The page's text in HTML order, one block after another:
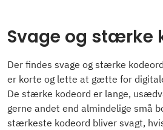
Svage og stærke
Der findes svage og stærke
er korte og lette at gætte for
De stærke kodeord er lange,
gerne andet end almindelige små
stærkeste kodeord bliver svagt,